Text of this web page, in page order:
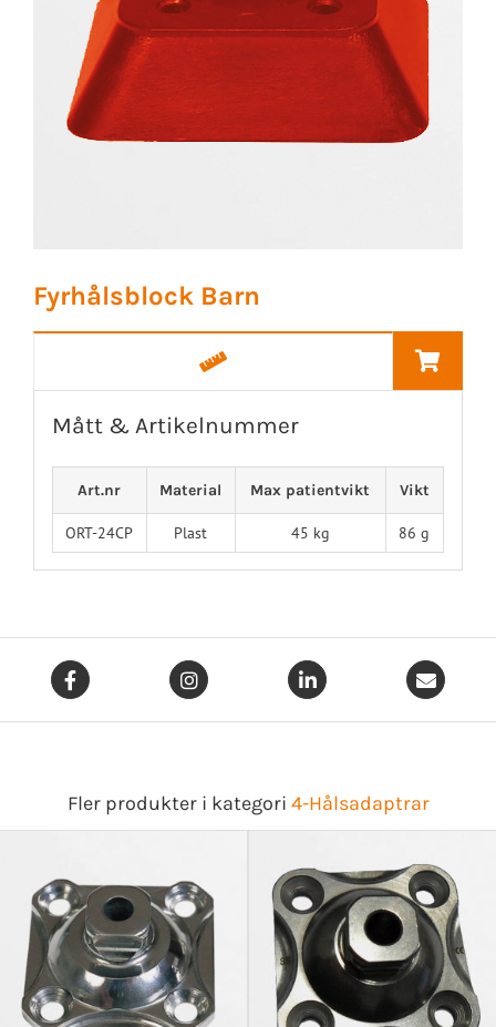
Fyrhålsblock Barn
Mått & Artikelnummer
Art.nr Material Max patientvikt Vikt
ORT-24CP Plast 45 kg 86 g
Fler produkter i kategori 4-Hålsadaptrar